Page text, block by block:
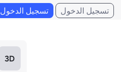
تسجيل الدخول تسجيل الدخول
3D